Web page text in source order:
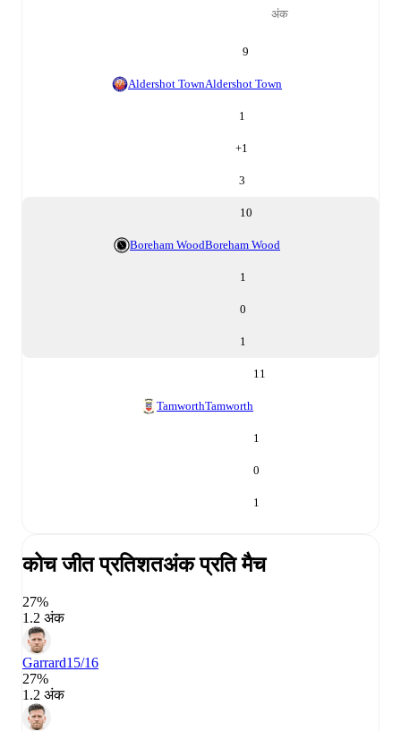
अंक
9
Aldershot TownAldershot Town
1
+1
3
10
Boreham WoodBoreham Wood
1
0
1
11
TamworthTamworth
1
0
1
कोच जीत प्रतिशतअंक प्रति मैच
27%
1.2 अंक
Garrard15/16
27%
1.2 अंक